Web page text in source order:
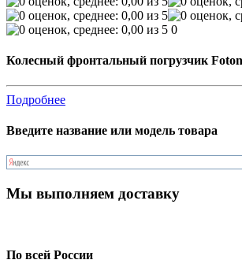
0
Колесный фронтальный погрузчик
Подробнее
Введите название или модель товара
Мы выполняем доставку
По всей России